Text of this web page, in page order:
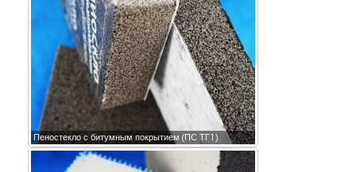
Пеностекло с битумным покрытием (ПС ТГ1)